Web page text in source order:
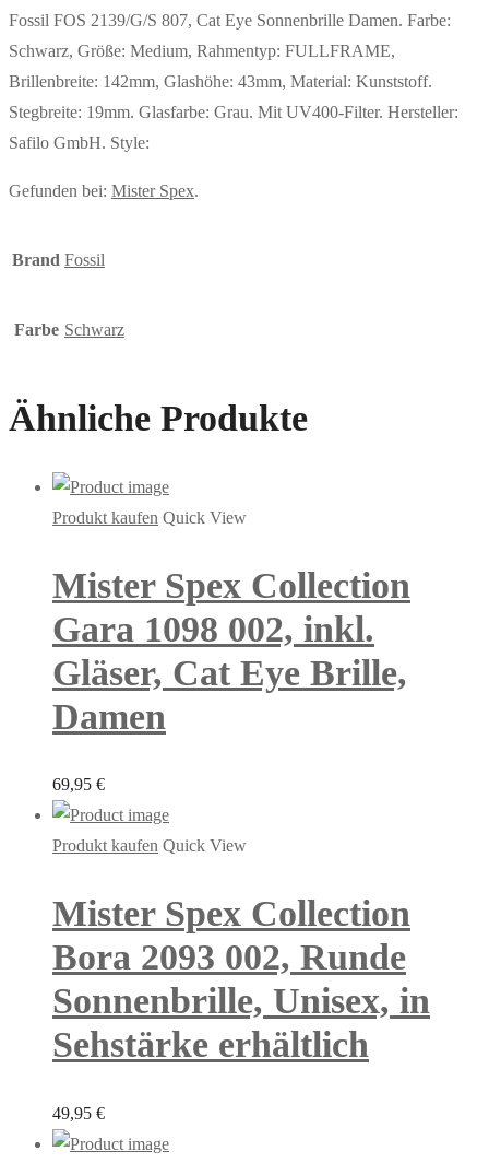
Fossil FOS 2139/G/S 807, Cat Eye Sonnenbrille Damen. Farbe:
Schwarz, Größe: Medium, Rahmentyp: FULLFRAME,
Brillenbreite: 142mm, Glashöhe: 43mm, Material: Kunststoff.
Stegbreite: 19mm. Glasfarbe: Grau. Mit UV400-Filter. Hersteller:
Safilo GmbH. Style:
Gefunden bei: Mister Spex.
Brand Fossil
Farbe Schwarz
Ähnliche Produkte
Produkt kaufen Quick View
Mister Spex Collection
Gara 1098 002, inkl.
Gläser, Cat Eye Brille,
Damen
69,95 €
Produkt kaufen Quick View
Mister Spex Collection
Bora 2093 002, Runde
Sonnenbrille, Unisex, in
Sehstärke erhältlich
49,95 €